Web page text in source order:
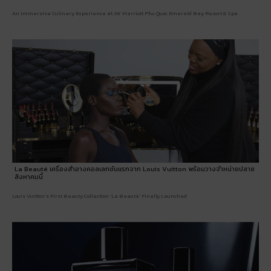
An Immersive Culinary Experience at JW Marriott Phu Quoc Emerald Bay Resort & Spa
La Beauté เครื่องสำอางคอลเลกชันแรกจาก Louis Vuitton พร้อมวางจำหน่ายปลาย
สิงหาคมนี้
Louis Vuitton’s First Beauty Collection ‘La Beauté’ Finally Launched